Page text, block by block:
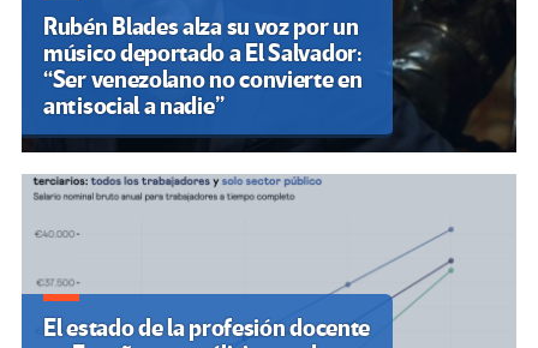
Rubén Blades alza su voz por un
músico deportado a El Salvador:
“Ser venezolano no convierte en
antisocial a nadie”
El estado de la profesión docente